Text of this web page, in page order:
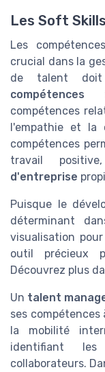
Les Soft
Les
crucial dans la
de talent doit
compétences
compétences
l'empathie et la
compétences
travail
d'entreprise
Puisque le
déterminant
visualisation
outil précieux
Découvrez plus
Un talent
ses
la mobilité
identifiant
collaborateurs.